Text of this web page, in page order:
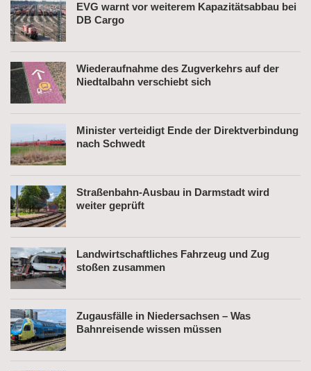
EVG warnt vor weiterem Kapazitätsabbau bei
DB Cargo
Wiederaufnahme des Zugverkehrs auf der
Niedtalbahn verschiebt sich
Minister verteidigt Ende der Direktverbindung
nach Schwedt
Straßenbahn-Ausbau in Darmstadt wird
weiter geprüft
Landwirtschaftliches Fahrzeug und Zug
stoßen zusammen
Zugausfälle in Niedersachsen – Was
Bahnreisende wissen müssen